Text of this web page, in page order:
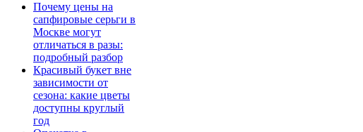
Почему цены на
сапфировые серьги в
Москве могут
отличаться в разы:
подробный разбор
Красивый букет вне
зависимости от
сезона: какие цветы
доступны круглый
год